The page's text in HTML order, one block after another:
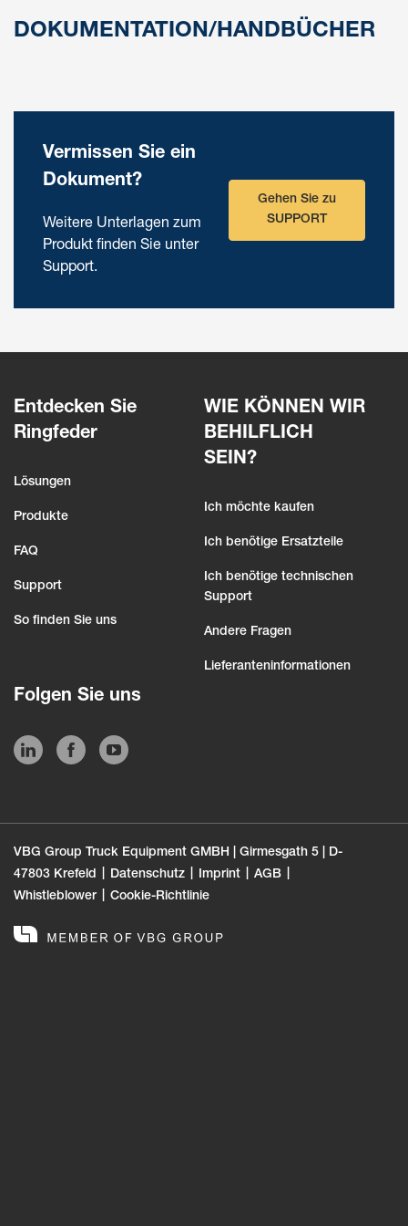
DOKUMENTATION/HANDBÜCHER
Vermissen Sie ein
Dokument?
Weitere Unterlagen zum
Produkt finden Sie unter
Support.
Gehen Sie zu
SUPPORT
Entdecken Sie
Ringfeder
Lösungen
Produkte
FAQ
Support
So finden Sie uns
WIE KÖNNEN WIR
BEHILFLICH
SEIN?
Ich möchte kaufen
Ich benötige Ersatzteile
Ich benötige technischen
Support
Andere Fragen
Lieferanteninformationen
Folgen Sie uns
VBG Group Truck Equipment GMBH | Girmesgath 5 | D-
47803 Krefeld
Datenschutz Imprint
AGB
Whistleblower
Cookie-Richtlinie